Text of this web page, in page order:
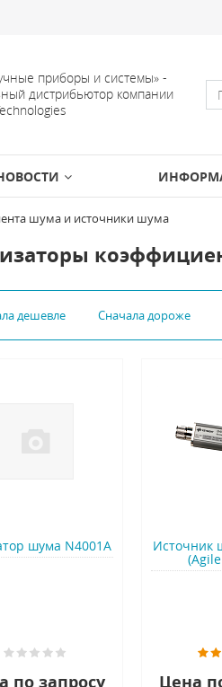
приборы и системы» -
дистрибьютор компании
шума и источники шума
дешевле Сначала дороже
шума N4001A
по запросу
Источник
Цена